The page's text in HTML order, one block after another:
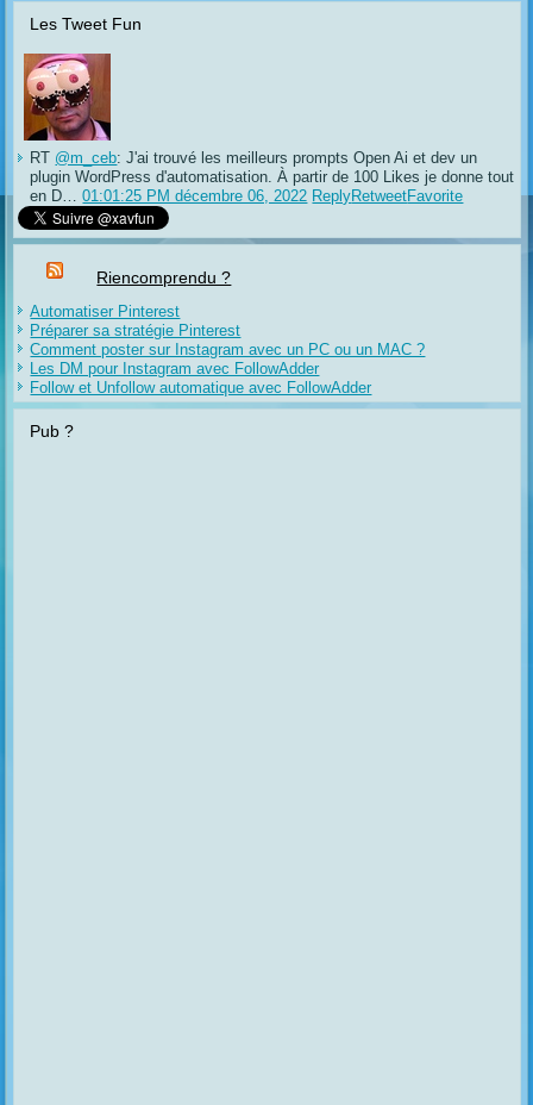
Les Tweet Fun
RT @m_ceb: J'ai trouvé les meilleurs prompts Open Ai et dev un
plugin WordPress d'automatisation. À partir de 100 Likes je donne tout
en D… 01:01:25 PM décembre 06, 2022 ReplyRetweetFavorite
Riencomprendu ?
Automatiser Pinterest
Préparer sa stratégie Pinterest
Comment poster sur Instagram avec un PC ou un MAC ?
Les DM pour Instagram avec FollowAdder
Follow et Unfollow automatique avec FollowAdder
Pub ?